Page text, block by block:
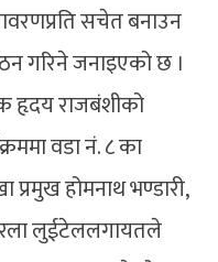
सचेत बनाउन
गरिने जनाइएको छ ।
हृदय राजबंशीको
वडा नं. ८ का
प्रमुख होमनाथ भण्डारी,
लुईटेललगायतले